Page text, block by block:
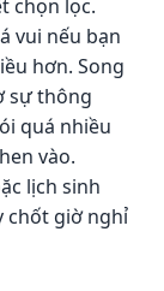
chọn lọc.
vui nếu bạn
hơn. Song
sự thông
quá nhiều
vào.
lịch sinh
chốt giờ nghỉ